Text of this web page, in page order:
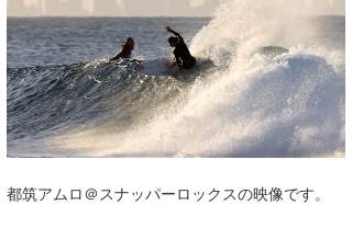
サーフィンエリアガイド
会員メニュー
今月のプレゼント
都筑アムロ＠スナッパーロックスの映像です。
ショップ情報
ショップ情報
湘南
千葉北
伊豆
ウラナミ
お知らせ
その他
ルール＆How to